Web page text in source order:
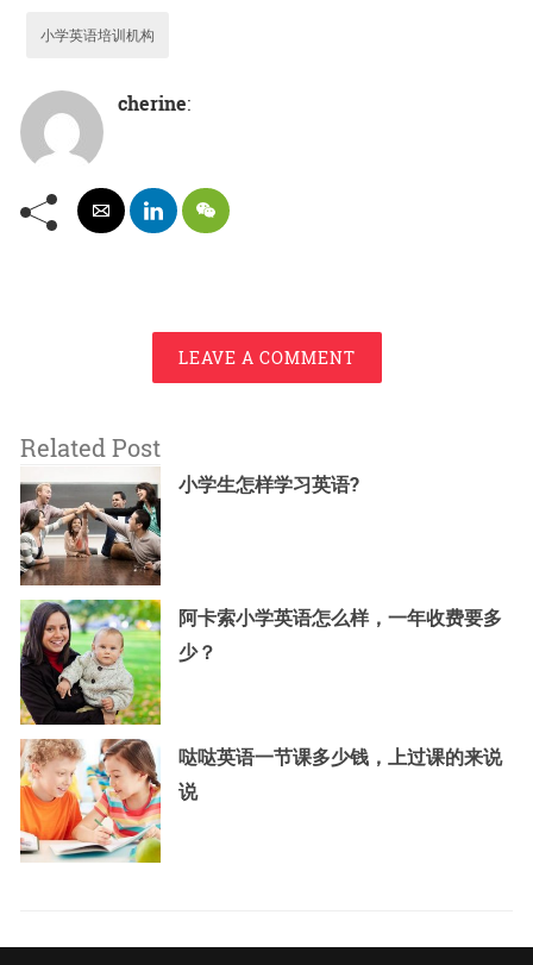
小学英语培训机构
cherine:
LEAVE A COMMENT
Related Post
小学生怎样学习英语?
阿卡索小学英语怎么样，一年收费要多
少？
哒哒英语一节课多少钱，上过课的来说
说